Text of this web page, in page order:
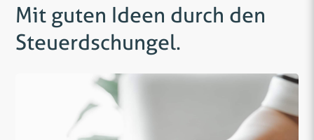
Mit guten Ideen durch den
Steuerdschungel.